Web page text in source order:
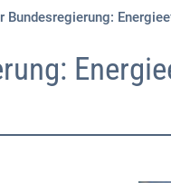
Bundesregierung: